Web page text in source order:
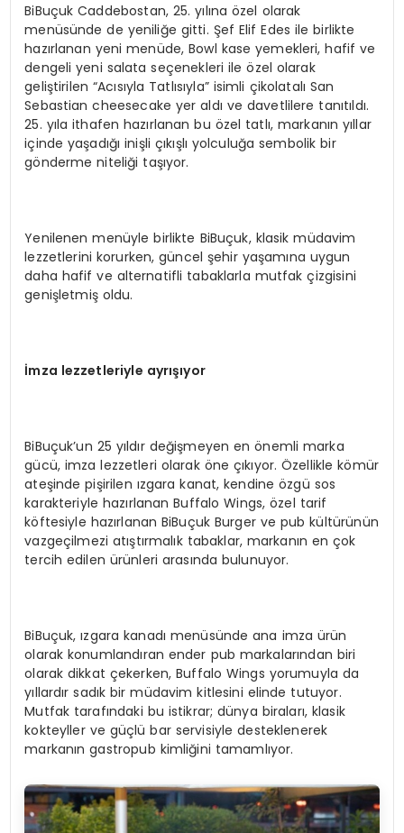
BiBuçuk Caddebostan, 25. yılına özel olarak
menüsünde de yeniliğe gitti. Şef Elif Edes ile birlikte
hazırlanan yeni menüde, Bowl kase yemekleri, hafif ve
dengeli yeni salata seçenekleri ile özel olarak
geliştirilen “Acısıyla Tatlısıyla” isimli çikolatalı San
Sebastian cheesecake yer aldı ve davetlilere tanıtıldı.
25. yıla ithafen hazırlanan bu özel tatlı, markanın yıllar
içinde yaşadığı inişli çıkışlı yolculuğa sembolik bir
gönderme niteliği taşıyor.
Yenilenen menüyle birlikte BiBuçuk, klasik müdavim
lezzetlerini korurken, güncel şehir yaşamına uygun
daha hafif ve alternatifli tabaklarla mutfak çizgisini
genişletmiş oldu.
İmza lezzetleriyle ayrışıyor
BiBuçuk’un 25 yıldır değişmeyen en önemli marka
gücü, imza lezzetleri olarak öne çıkıyor. Özellikle kömür
ateşinde pişirilen ızgara kanat, kendine özgü sos
karakteriyle hazırlanan Buffalo Wings, özel tarif
köftesiyle hazırlanan BiBuçuk Burger ve pub kültürünün
vazgeçilmezi atıştırmalık tabaklar, markanın en çok
tercih edilen ürünleri arasında bulunuyor.
BiBuçuk, ızgara kanadı menüsünde ana imza ürün
olarak konumlandıran ender pub markalarından biri
olarak dikkat çekerken, Buffalo Wings yorumuyla da
yıllardır sadık bir müdavim kitlesini elinde tutuyor.
Mutfak tarafındaki bu istikrar; dünya biraları, klasik
kokteyller ve güçlü bar servisiyle desteklenerek
markanın gastropub kimliğini tamamlıyor.